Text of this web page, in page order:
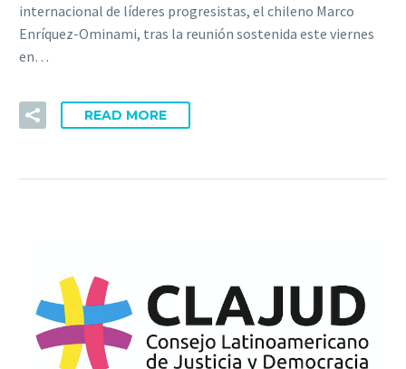
internacional de líderes progresistas, el chileno Marco
Enríquez-Ominami, tras la reunión sostenida este viernes
en…
READ MORE